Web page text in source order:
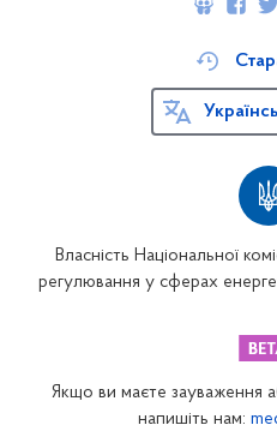
Власність Національної
регулювання у сферах
Якщо ви маєте зауваження
напишіть нам: